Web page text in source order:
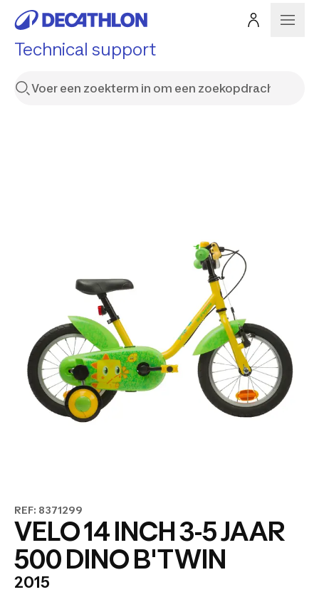
Technical support
REF: 8371299
VELO 14 INCH 3-5 JAAR
500 DINO B'TWIN
2015